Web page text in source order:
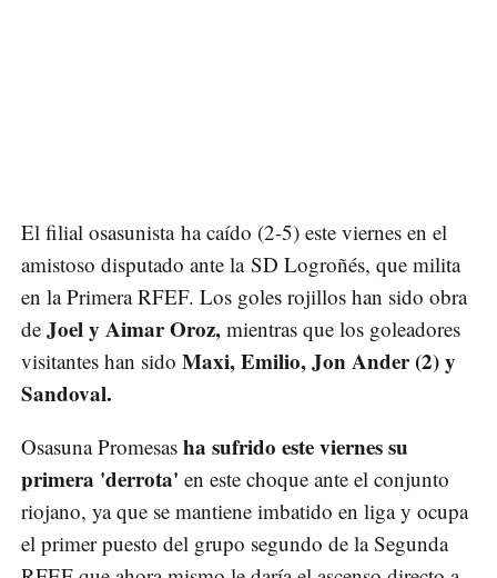
El filial osasunista ha caído (2-5) este viernes en el
amistoso disputado ante la SD Logroñés, que milita
en la Primera RFEF. Los goles rojillos han sido obra
de Joel y Aimar Oroz, mientras que los goleadores
visitantes han sido Maxi, Emilio, Jon Ander (2) y
Sandoval.
Osasuna Promesas ha sufrido este viernes su
primera 'derrota' en este choque ante el conjunto
riojano, ya que se mantiene imbatido en liga y ocupa
el primer puesto del grupo segundo de la Segunda